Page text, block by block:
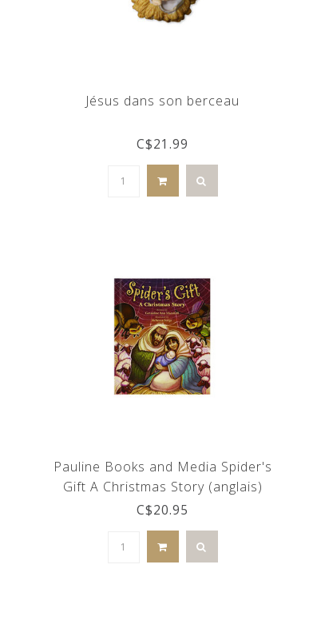
Jésus dans son berceau
C$21.99
Pauline Books and Media Spider's
Gift A Christmas Story (anglais)
C$20.95